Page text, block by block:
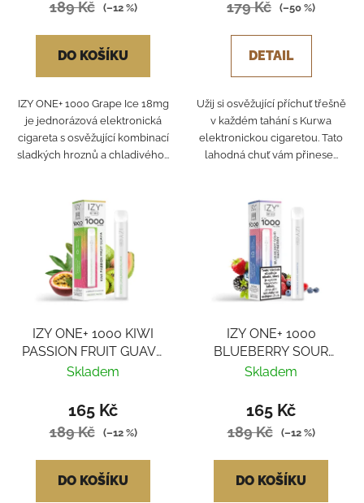
189 Kč (–12 %)
DO KOŠÍKU
IZY ONE+ 1000 Grape Ice 18mg
je jednorázová elektronická
cigareta s osvěžující kombinací
sladkých hroznů a chladivého...
179 Kč (–50 %)
DETAIL
Užij si osvěžující příchuť třešně
v každém tahání s Kurwa
elektronickou cigaretou. Tato
lahodná chuť vám přinese...
IZY ONE+ 1000 KIWI
PASSION FRUIT GUAVA
0MG
Skladem
165 Kč
189 Kč (–12 %)
DO KOŠÍKU
IZY ONE+ 1000
BLUEBERRY SOUR
RASBERRY 18MG
Skladem
165 Kč
189 Kč (–12 %)
DO KOŠÍKU